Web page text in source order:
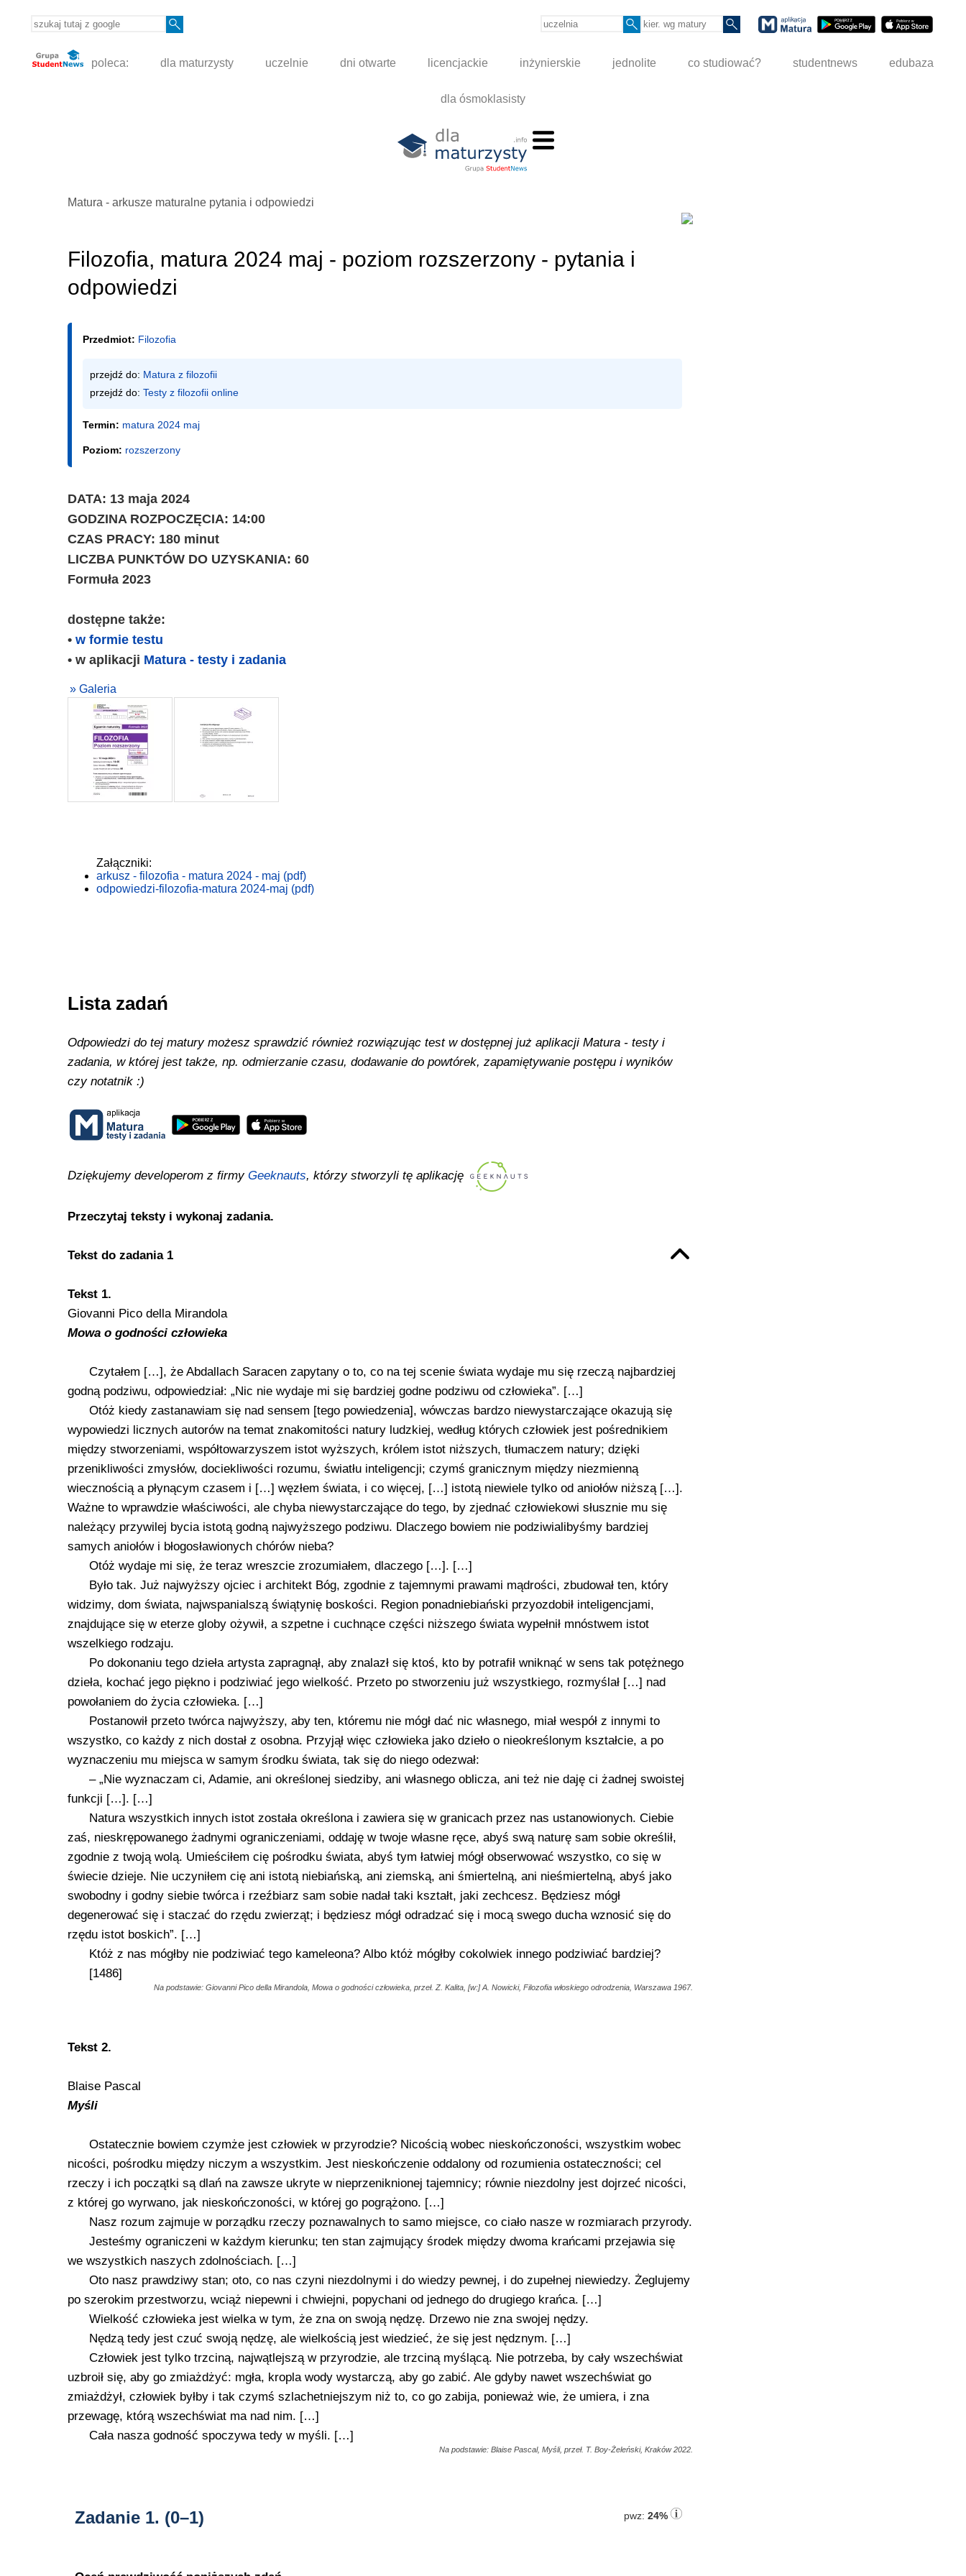
poleca: dla maturzysty uczelnie dni otwarte licencjackie inżynierskie jednolite co studiować? studentnews edubaza
dla ósmoklasisty
Matura - arkusze maturalne pytania i odpowiedzi
Filozofia, matura 2024 maj - poziom rozszerzony - pytania i
odpowiedzi
Przedmiot: Filozofia
przejdź do: Matura z filozofii
przejdź do: Testy z filozofii online
Termin: matura 2024 maj
Poziom: rozszerzony
DATA: 13 maja 2024
GODZINA ROZPOCZĘCIA: 14:00
CZAS PRACY: 180 minut
LICZBA PUNKTÓW DO UZYSKANIA: 60
Formuła 2023
dostępne także:
• w formie testu
• w aplikacji Matura - testy i zadania
» Galeria
Załączniki:
arkusz - filozofia - matura 2024 - maj (pdf)
odpowiedzi-filozofia-matura 2024-maj (pdf)
Lista zadań
Odpowiedzi do tej matury możesz sprawdzić również rozwiązując test w dostępnej już aplikacji Matura - testy i
zadania, w której jest także, np. odmierzanie czasu, dodawanie do powtórek, zapamiętywanie postępu i wyników
czy notatnik :)
Dziękujemy developerom z firmy Geeknauts, którzy stworzyli tę aplikację
Przeczytaj teksty i wykonaj zadania.
Tekst do zadania 1
Tekst 1.
Giovanni Pico della Mirandola
Mowa o godności człowieka
Czytałem […], że Abdallach Saracen zapytany o to, co na tej scenie świata wydaje mu się rzeczą najbardziej
godną podziwu, odpowiedział: „Nic nie wydaje mi się bardziej godne podziwu od człowieka”. […]
Otóż kiedy zastanawiam się nad sensem [tego powiedzenia], wówczas bardzo niewystarczające okazują się
wypowiedzi licznych autorów na temat znakomitości natury ludzkiej, według których człowiek jest pośrednikiem
między stworzeniami, współtowarzyszem istot wyższych, królem istot niższych, tłumaczem natury; dzięki
przenikliwości zmysłów, dociekliwości rozumu, światłu inteligencji; czymś granicznym między niezmienną
wiecznością a płynącym czasem i […] węzłem świata, i co więcej, […] istotą niewiele tylko od aniołów niższą […].
Ważne to wprawdzie właściwości, ale chyba niewystarczające do tego, by zjednać człowiekowi słusznie mu się
należący przywilej bycia istotą godną najwyższego podziwu. Dlaczego bowiem nie podziwialibyśmy bardziej
samych aniołów i błogosławionych chórów nieba?
Otóż wydaje mi się, że teraz wreszcie zrozumiałem, dlaczego […]. […]
Było tak. Już najwyższy ojciec i architekt Bóg, zgodnie z tajemnymi prawami mądrości, zbudował ten, który
widzimy, dom świata, najwspanialszą świątynię boskości. Region ponadniebiański przyozdobił inteligencjami,
znajdujące się w eterze globy ożywił, a szpetne i cuchnące części niższego świata wypełnił mnóstwem istot
wszelkiego rodzaju.
Po dokonaniu tego dzieła artysta zapragnął, aby znalazł się ktoś, kto by potrafił wniknąć w sens tak potężnego
dzieła, kochać jego piękno i podziwiać jego wielkość. Przeto po stworzeniu już wszystkiego, rozmyślał […] nad
powołaniem do życia człowieka. […]
Postanowił przeto twórca najwyższy, aby ten, któremu nie mógł dać nic własnego, miał wespół z innymi to
wszystko, co każdy z nich dostał z osobna. Przyjął więc człowieka jako dzieło o nieokreślonym kształcie, a po
wyznaczeniu mu miejsca w samym środku świata, tak się do niego odezwał:
– „Nie wyznaczam ci, Adamie, ani określonej siedziby, ani własnego oblicza, ani też nie daję ci żadnej swoistej
funkcji […]. […]
Natura wszystkich innych istot została określona i zawiera się w granicach przez nas ustanowionych. Ciebie
zaś, nieskrępowanego żadnymi ograniczeniami, oddaję w twoje własne ręce, abyś swą naturę sam sobie określił,
zgodnie z twoją wolą. Umieściłem cię pośrodku świata, abyś tym łatwiej mógł obserwować wszystko, co się w
świecie dzieje. Nie uczyniłem cię ani istotą niebiańską, ani ziemską, ani śmiertelną, ani nieśmiertelną, abyś jako
swobodny i godny siebie twórca i rzeźbiarz sam sobie nadał taki kształt, jaki zechcesz. Będziesz mógł
degenerować się i staczać do rzędu zwierząt; i będziesz mógł odradzać się i mocą swego ducha wznosić się do
rzędu istot boskich”. […]
Któż z nas mógłby nie podziwiać tego kameleona? Albo któż mógłby cokolwiek innego podziwiać bardziej?
[1486]
Na podstawie: Giovanni Pico della Mirandola, Mowa o godności człowieka, przeł. Z. Kalita, [w:] A. Nowicki, Filozofia włoskiego odrodzenia, Warszawa 1967.
Tekst 2.
Blaise Pascal
Myśli
Ostatecznie bowiem czymże jest człowiek w przyrodzie? Nicością wobec nieskończoności, wszystkim wobec
nicości, pośrodku między niczym a wszystkim. Jest nieskończenie oddalony od rozumienia ostateczności; cel
rzeczy i ich początki są dlań na zawsze ukryte w nieprzeniknionej tajemnicy; równie niezdolny jest dojrzeć nicości,
z której go wyrwano, jak nieskończoności, w której go pogrążono. […]
Nasz rozum zajmuje w porządku rzeczy poznawalnych to samo miejsce, co ciało nasze w rozmiarach przyrody.
Jesteśmy ograniczeni w każdym kierunku; ten stan zajmujący środek między dwoma krańcami przejawia się
we wszystkich naszych zdolnościach. […]
Oto nasz prawdziwy stan; oto, co nas czyni niezdolnymi i do wiedzy pewnej, i do zupełnej niewiedzy. Żeglujemy
po szerokim przestworzu, wciąż niepewni i chwiejni, popychani od jednego do drugiego krańca. […]
Wielkość człowieka jest wielka w tym, że zna on swoją nędzę. Drzewo nie zna swojej nędzy.
Nędzą tedy jest czuć swoją nędzę, ale wielkością jest wiedzieć, że się jest nędznym. […]
Człowiek jest tylko trzciną, najwątlejszą w przyrodzie, ale trzciną myślącą. Nie potrzeba, by cały wszechświat
uzbroił się, aby go zmiażdżyć: mgła, kropla wody wystarczą, aby go zabić. Ale gdyby nawet wszechświat go
zmiażdżył, człowiek byłby i tak czymś szlachetniejszym niż to, co go zabija, ponieważ wie, że umiera, i zna
przewagę, którą wszechświat ma nad nim. […]
Cała nasza godność spoczywa tedy w myśli. […]
Na podstawie: Blaise Pascal, Myśli, przeł. T. Boy-Żeleński, Kraków 2022.
pwz: 24%
Zadanie 1. (0–1)